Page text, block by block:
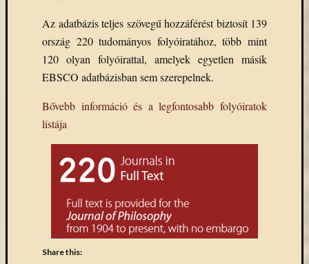
Az adatbázis teljes szövegű hozzáférést biztosít 139
ország 220 tudományos folyóiratához, több mint
120 olyan folyóirattal, amelyek egyetlen másik
EBSCO adatbázisban sem szerepelnek.
Bővebb információ és a legfontosabb folyóiratok
listája
Share this: